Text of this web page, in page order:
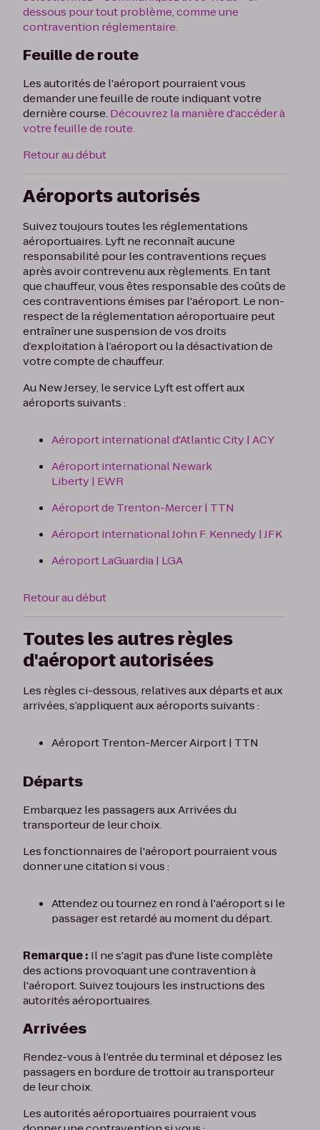
dessous pour tout problème, comme une
contravention réglementaire.
Feuille de route
Les autorités de l'aéroport pourraient vous
demander une feuille de route indiquant votre
dernière course. Découvrez la manière d'accéder à
votre feuille de route.
Retour au début
Aéroports autorisés
Suivez toujours toutes les réglementations
aéroportuaires. Lyft ne reconnaît aucune
responsabilité pour les contraventions reçues
après avoir contrevenu aux règlements. En tant
que chauffeur, vous êtes responsable des coûts de
ces contraventions émises par l'aéroport. Le non-
respect de la réglementation aéroportuaire peut
entraîner une suspension de vos droits
d’exploitation à l’aéroport ou la désactivation de
votre compte de chauffeur.
Au New Jersey, le service Lyft est offert aux
aéroports suivants :
Aéroport international d'Atlantic City | ACY
Aéroport international Newark
Liberty | EWR
Aéroport de Trenton-Mercer | TTN
Aéroport international John F. Kennedy | JFK
Aéroport LaGuardia | LGA
Retour au début
Toutes les autres règles
d'aéroport autorisées
Les règles ci-dessous, relatives aux départs et aux
arrivées, s’appliquent aux aéroports suivants :
Aéroport Trenton-Mercer Airport | TTN
Départs
Embarquez les passagers aux Arrivées du
transporteur de leur choix.
Les fonctionnaires de l'aéroport pourraient vous
donner une citation si vous :
Attendez ou tournez en rond à l'aéroport si le
passager est retardé au moment du départ.
Remarque : Il ne s'agit pas d'une liste complète
des actions provoquant une contravention à
l'aéroport. Suivez toujours les instructions des
autorités aéroportuaires.
Arrivées
Rendez-vous à l’entrée du terminal et déposez les
passagers en bordure de trottoir au transporteur
de leur choix.
Les autorités aéroportuaires pourraient vous